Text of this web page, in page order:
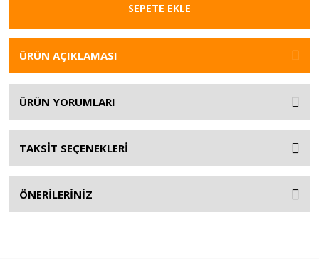
SEPETE EKLE
ÜRÜN AÇIKLAMASI
ÜRÜN YORUMLARI
TAKSİT SEÇENEKLERİ
ÖNERİLERİNİZ